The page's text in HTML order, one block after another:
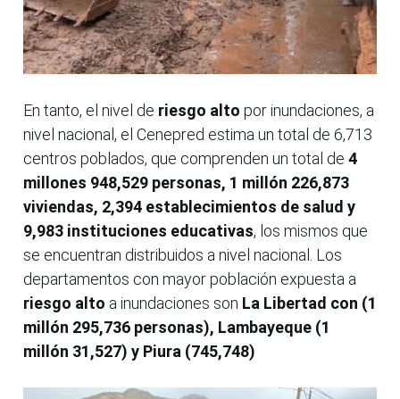
En tanto, el nivel de riesgo alto por inundaciones, a
nivel nacional, el Cenepred estima un total de 6,713
centros poblados, que comprenden un total de 4
millones 948,529 personas, 1 millón 226,873
viviendas, 2,394 establecimientos de salud y
9,983 instituciones educativas, los mismos que
se encuentran distribuidos a nivel nacional. Los
departamentos con mayor población expuesta a
riesgo alto a inundaciones son La Libertad con (1
millón 295,736 personas), Lambayeque (1
millón 31,527) y Piura (745,748)